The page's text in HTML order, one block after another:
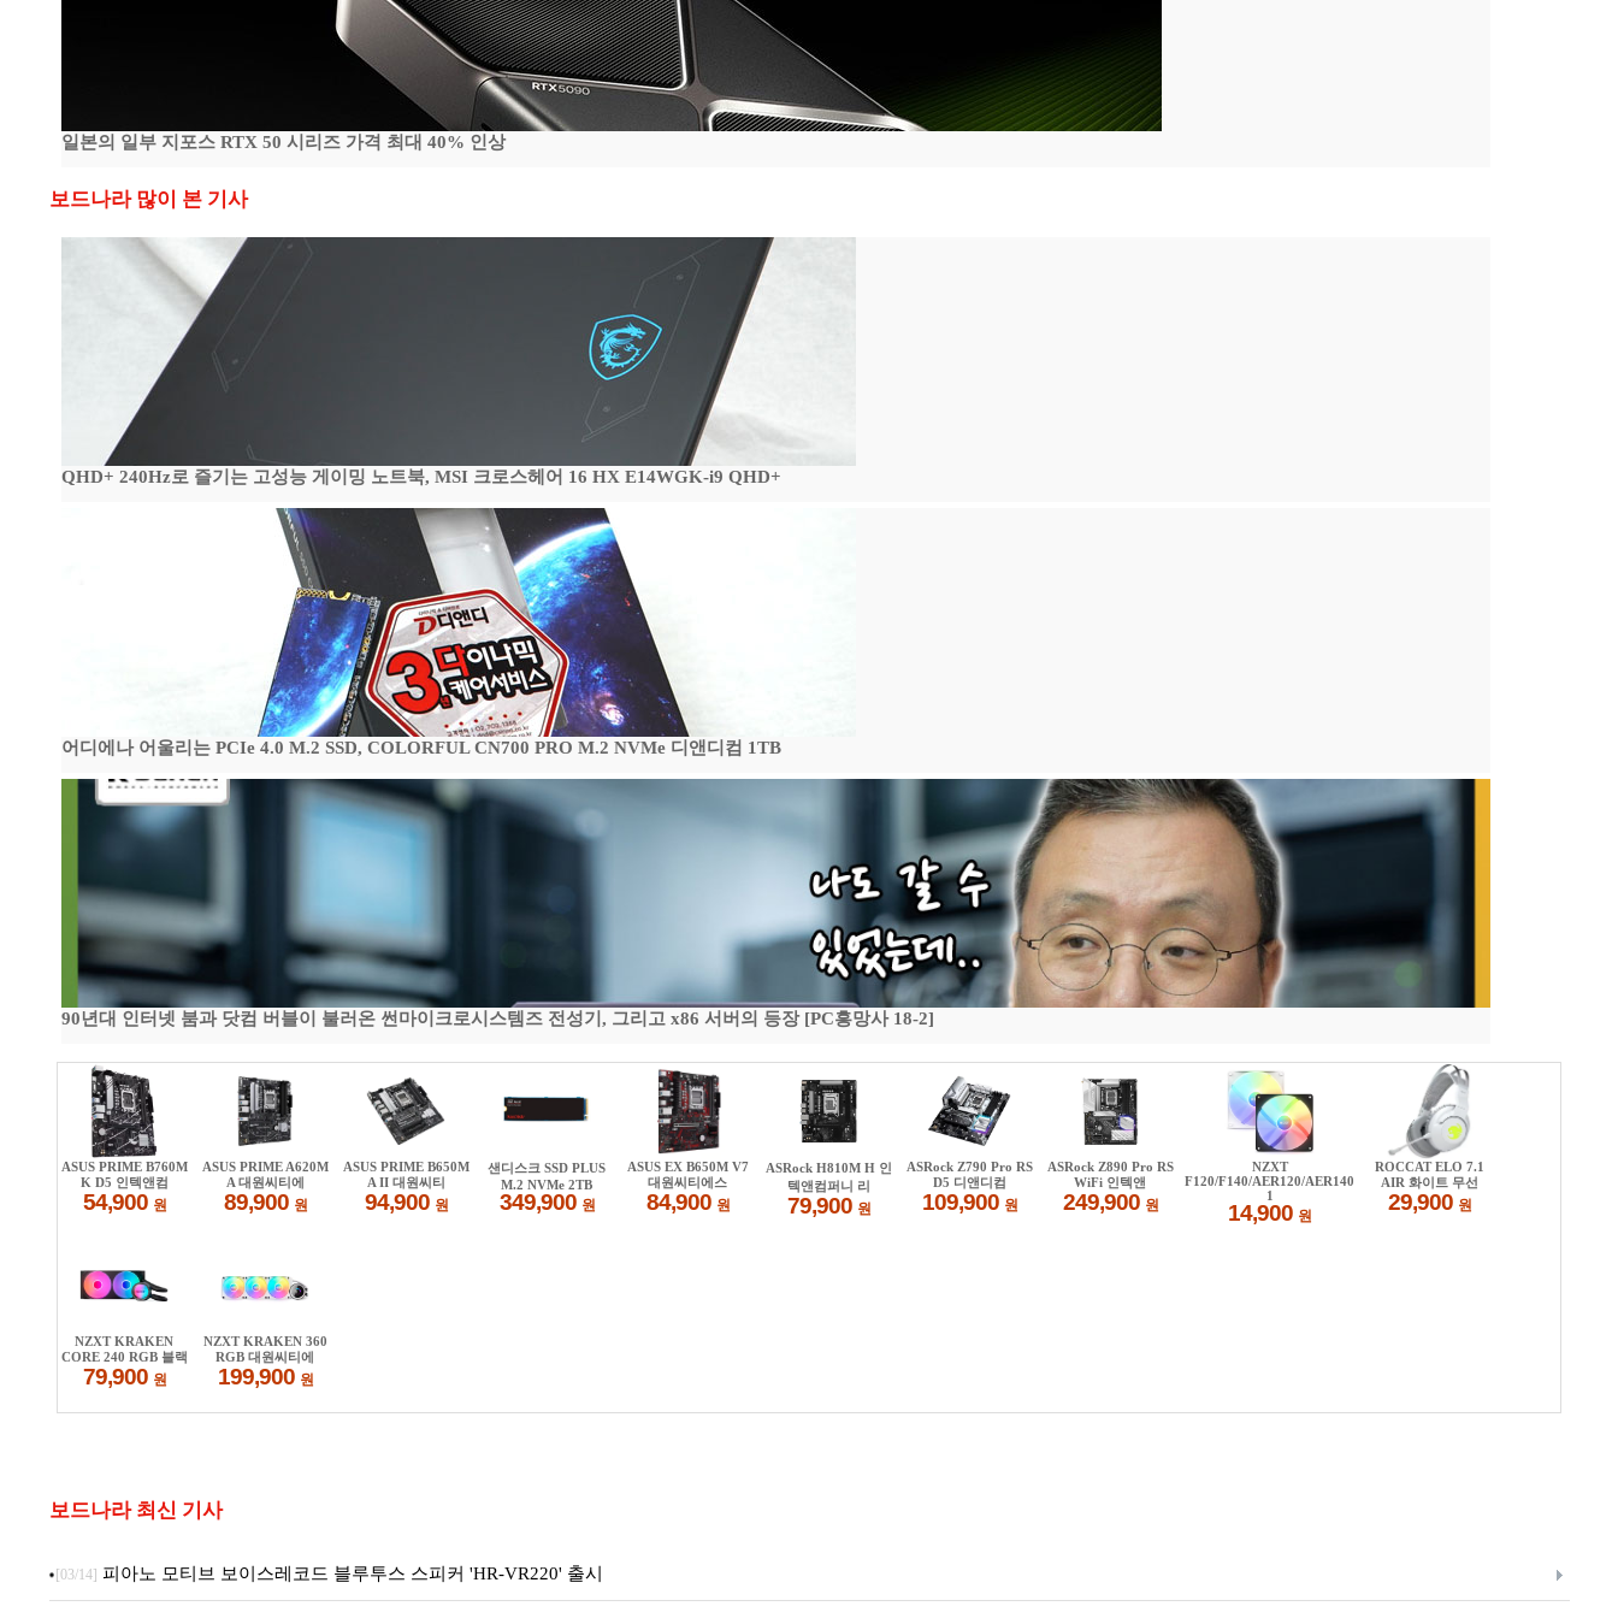
일본의 일부 지포스 RTX 50 시리즈 가격 최대 40% 인상
보드나라 많이 본 기사
QHD+ 240Hz로 즐기는 고성능 게이밍 노트북, MSI 크로스헤어 16 HX E14WGK-i9 QHD+
어디에나 어울리는 PCIe 4.0 M.2 SSD, COLORFUL CN700 PRO M.2 NVMe 디앤디컴 1TB
90년대 인터넷 붐과 닷컴 버블이 불러온 썬마이크로시스템즈 전성기, 그리고 x86 서버의 등장 [PC흥망사 18-2]
보드나라 최신 기사
[03/14] 피아노 모티브 보이스레코드 블루투스 스피커 'HR-VR220' 출시